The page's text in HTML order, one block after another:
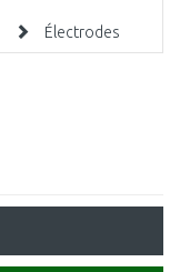
Électrodes